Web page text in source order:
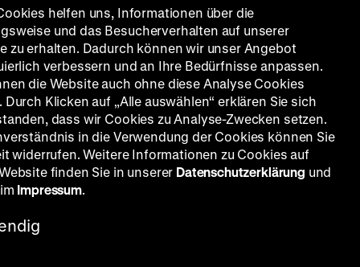
helfen uns, Informationen über die
und das Besucherverhalten auf unserer
zu erhalten. Dadurch können wir unser Angebot
verbessern und an Ihre Bedürfnisse anpassen.
die Website auch ohne diese Analyse Cookies
Durch Klicken auf „Alle auswählen“ erklären Sie sich
dass wir Cookies zu Analyse-Zwecken setzen.
in die Verwendung der Cookies können Sie
widerrufen. Weitere Informationen zu Cookies auf
finden Sie in unserer Datenschutzerklärung und
Impressum.